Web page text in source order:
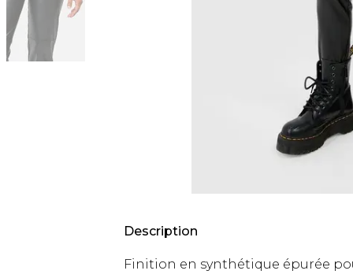
Description
Finition en synthétique épurée